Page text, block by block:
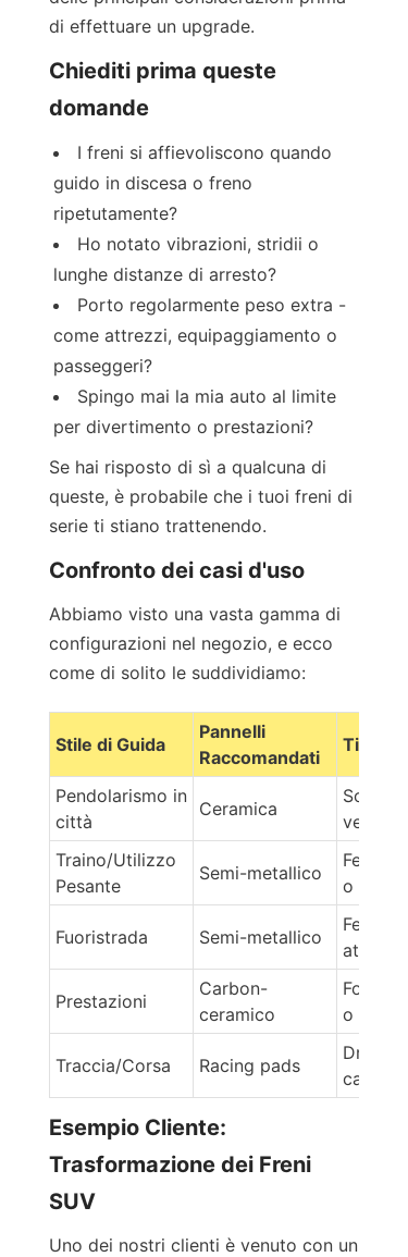
di effettuare un upgrade.
Chiediti prima queste
domande
I freni si affievoliscono quando
guido in discesa o freno
ripetutamente?
Ho notato vibrazioni, stridii o
lunghe distanze di arresto?
Porto regolarmente peso extra -
come attrezzi, equipaggiamento o
passeggeri?
Spingo mai la mia auto al limite
per divertimento o prestazioni?
Se hai risposto di sì a qualcuna di
queste, è probabile che i tuoi freni di
serie ti stiano trattenendo.
Confronto dei casi d'uso
Abbiamo visto una vasta gamma di
configurazioni nel negozio, e ecco
come di solito le suddividiamo:
Stile di Guida
Pannelli
Raccomandati
Tipo di
Pendolarismo in
città
Ceramica
Solido/
Traino/Utilizzo
Pesante
Semi-metallico
o
Fuoristrada Semi-metallico
ato
Prestazioni
Carbon-
ceramico
Forato/
o
Traccia/Corsa Racing pads
Drillato/
ca al
Esempio Cliente:
Trasformazione dei Freni
SUV
Uno dei nostri clienti è venuto con un